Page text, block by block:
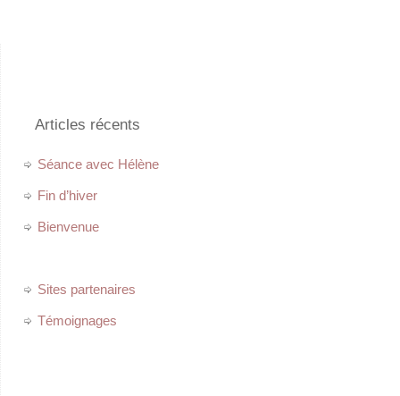
Articles récents
Séance avec Hélène
Fin d’hiver
Bienvenue
Sites partenaires
Témoignages